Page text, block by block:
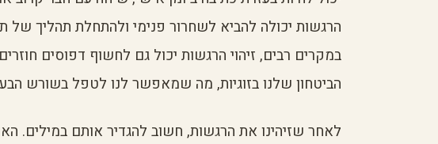
הרגשות יכולה להביא לשחרור פנימי ולהתחלת תהליך של
במקרים רבים, זיהוי הרגשות יכול גם לחשוף דפוסים
הביטחון שלנו בזוגיות, מה שמאפשר לנו לטפל בשורש
לאחר שזיהינו את הרגשות, חשוב להגדיר אותם במילים.